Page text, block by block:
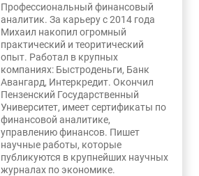
Профессиональный финансовый
аналитик. За карьеру с 2014 года
Михаил накопил огромный
практический и теоритический
опыт. Работал в крупных
компаниях: Быстроденьги, Банк
Авангард, Интеркредит. Окончил
Пензенский Государственный
Университет, имеет сертификаты по
финансовой аналитике,
управлению финансов. Пишет
научные работы, которые
публикуются в крупнейших научных
журналах по экономике.